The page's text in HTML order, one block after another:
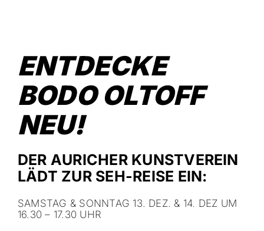
ENTDECKE
BODO OLTOFF
NEU!
DER AURICHER KUNSTVEREIN
LÄDT ZUR SEH-REISE EIN:
SAMSTAG & SONNTAG 13. DEZ. & 14. DEZ UM
16.30 – 17.30 UHR